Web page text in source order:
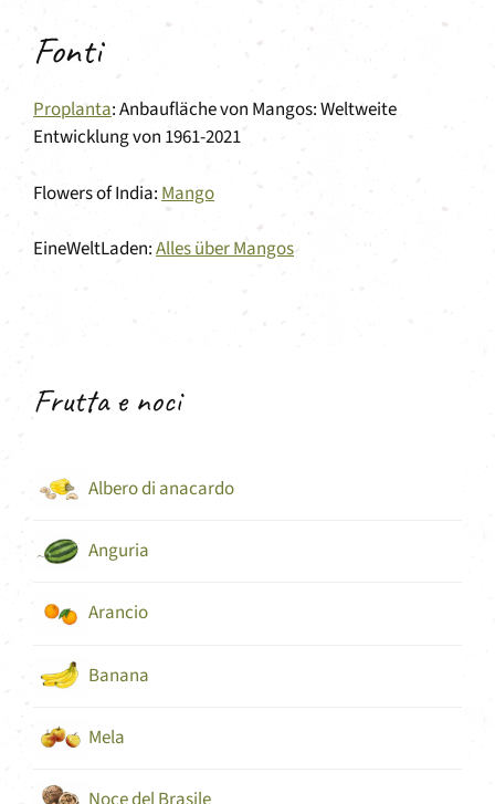
Fonti
Proplanta: Anbaufläche von Mangos: Weltweite
Entwicklung von 1961-2021
Flowers of India: Mango
EineWeltLaden:Alles über Mangos
Frutta e noci
Albero di anacardo
Anguria
Arancio
Banana
Mela